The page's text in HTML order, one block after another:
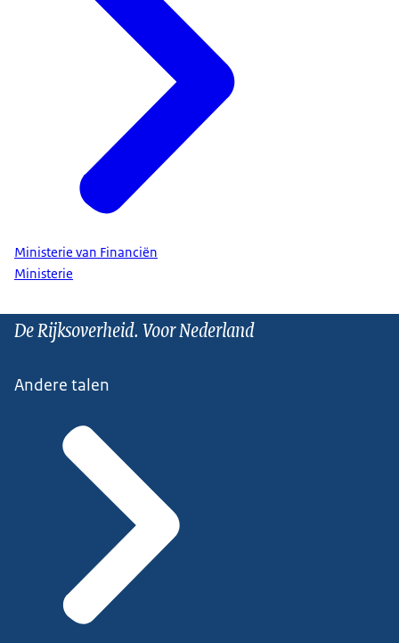
Ministerie van Financiën
Ministerie
De Rijksoverheid. Voor Nederland
Andere talen